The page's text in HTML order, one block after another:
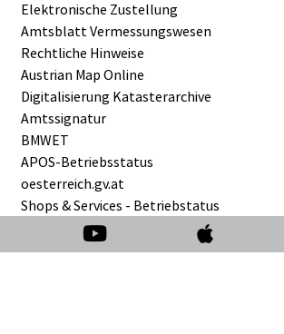
Elektronische Zustellung
Amtsblatt Vermessungswesen
Rechtliche Hinweise
Austrian Map Online
Digitalisierung Katasterarchive
Amtssignatur
BMWET
APOS-Betriebsstatus
oesterreich.gv.at
Shops & Services - Betriebstatus